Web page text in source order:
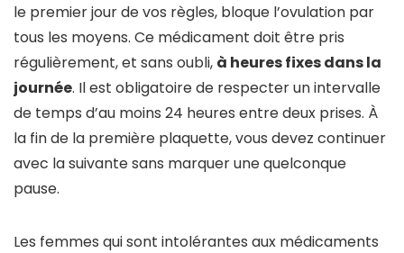
le premier jour de vos règles, bloque l’ovulation par
tous les moyens. Ce médicament doit être pris
régulièrement, et sans oubli, à heures fixes dans la
journée. Il est obligatoire de respecter un intervalle
de temps d’au moins 24 heures entre deux prises. À
la fin de la première plaquette, vous devez continuer
avec la suivante sans marquer une quelconque
pause.
Les femmes qui sont intolérantes aux médicaments